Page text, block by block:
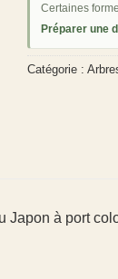
Certaines
Préparer une
Catégorie :
Japon à port